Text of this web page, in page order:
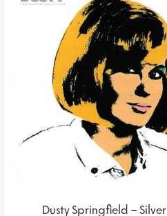
Dusty Springfield – Silver